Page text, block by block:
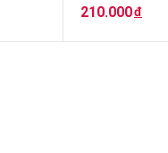
210.000đ